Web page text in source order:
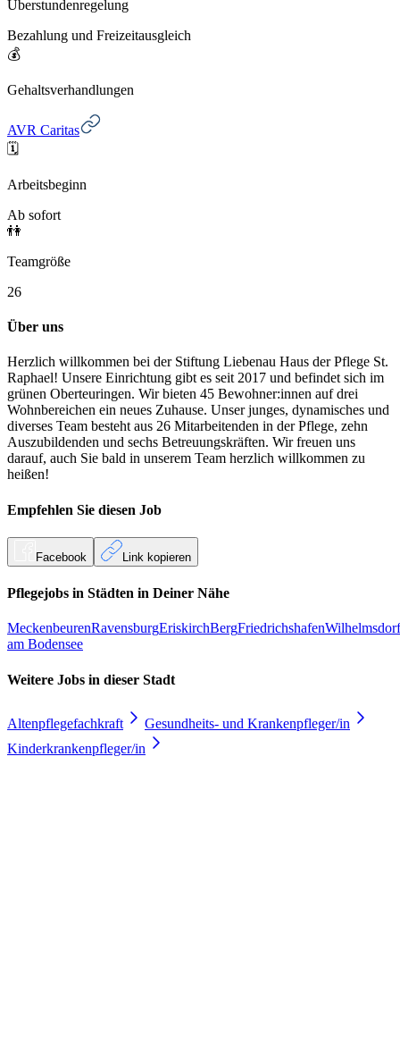
Überstundenregelung
Bezahlung und Freizeitausgleich
💰
Gehaltsverhandlungen
AVR Caritas
🗓️
Arbeitsbeginn
Ab sofort
👫
Teamgröße
26
Über uns
Herzlich willkommen bei der Stiftung Liebenau Haus der Pflege St.
Raphael! Unsere Einrichtung gibt es seit 2017 und befindet sich im
grünen Oberteuringen. Wir bieten 45 Bewohner:innen auf drei
Wohnbereichen ein neues Zuhause. Unser junges, dynamisches und
diverses Team besteht aus 26 Mitarbeitenden in der Pflege, zehn
Auszubildenden und sechs Betreuungskräften. Wir freuen uns
darauf, auch Sie bald in unserem Team herzlich willkommen zu
heißen!
Empfehlen Sie diesen Job
Facebook Link kopieren
Pflegejobs in Städten in Deiner Nähe
MeckenbeurenRavensburgEriskirchBergFriedrichshafenWilhelmsdorf
am Bodensee
Weitere Jobs in dieser Stadt
Altenpflegefachkraft
Gesundheits- und Krankenpfleger/in
Kinderkrankenpfleger/in